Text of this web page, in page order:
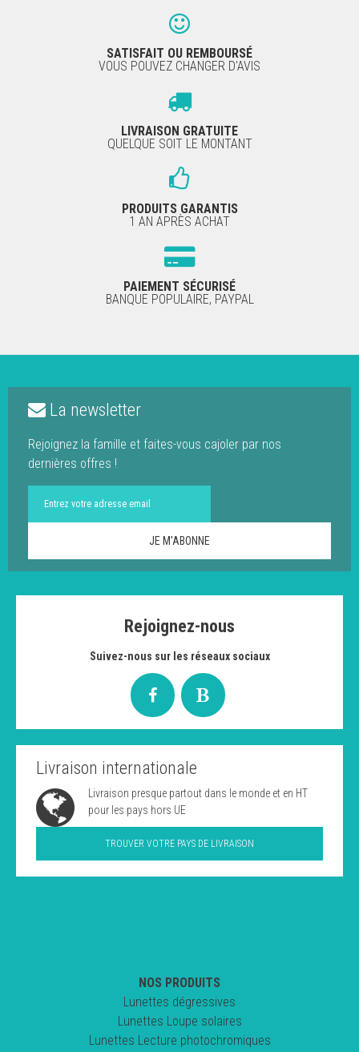
SATISFAIT OU REMBOURSÉ
VOUS POUVEZ CHANGER D'AVIS
LIVRAISON GRATUITE
QUELQUE SOIT LE MONTANT
PRODUITS GARANTIS
1 AN APRÈS ACHAT
PAIEMENT SÉCURISÉ
BANQUE POPULAIRE, PAYPAL
La newsletter
Rejoignez la famille et faites-vous cajoler par nos
dernières offres !
Rejoignez-nous
Suivez-nous sur les réseaux sociaux
Livraison internationale
Livraison presque partout dans le monde et en HT
pour les pays hors UE
TROUVER VOTRE PAYS DE LIVRAISON
NOS PRODUITS
Lunettes dégressives
Lunettes Loupe solaires
Lunettes Lecture photochromiques